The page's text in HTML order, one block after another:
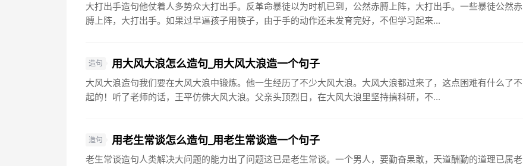
大打出手造句他仗着人多势众大打出手。反革命暴徒以为时机已到，公然赤膊上阵，大打出手。一些暴徒公然赤
膊上阵，大打出手。如果过早逼孩子用筷子，由于手的动作还未发育完好，不但学习起来...
造句 用大风大浪怎么造句_用大风大浪造一个句子
大风大浪造句我们要在大风大浪中锻炼。他一生经历了不少大风大浪。大风大浪都过来了，这点困难有什么了不
起的！听了老师的话，王平仿佛大风大浪。父亲头顶烈日，在大风大浪里坚持搞科研，不...
造句 用老生常谈怎么造句_用老生常谈造一个句子
老生常谈造句人类解决大问题的能力出了问题这已是老生常谈。一个男人，要勤奋果敢，天道酬勤的道理已属老